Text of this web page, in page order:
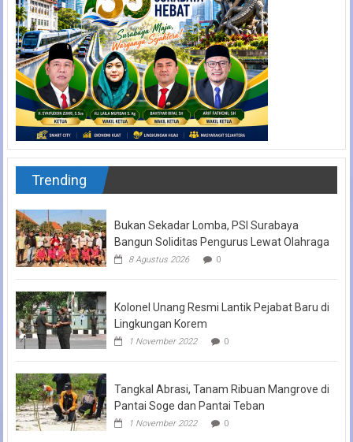
Trending
Bukan Sekadar Lomba, PSI Surabaya
Bangun Soliditas Pengurus Lewat Olahraga
8 Agustus 2026 0
Kolonel Unang Resmi Lantik Pejabat Baru di
Lingkungan Korem
1 November 2022 0
Tangkal Abrasi, Tanam Ribuan Mangrove di
Pantai Soge dan Pantai Teban
1 November 2022 0